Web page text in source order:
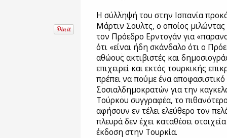
Η σύλληψή του στην Ισπανία
Μάρτιν Σουλτς, ο οποίος
τον Πρόεδρο Ερντογάν για
ότι «είναι ήδη σκάνδαλο ότι ο
αθώους ακτιβιστές και
επιχειρεί και εκτός τουρκικής
πρέπει να πούμε ένα
Σοσιαλδημοκρατών για την
Τούρκου συγγραφέα, το
αφήσουν εν τέλει ελεύθερο τον
πλευρά δεν έχει καταθέσει
έκδοση στην Τουρκία.